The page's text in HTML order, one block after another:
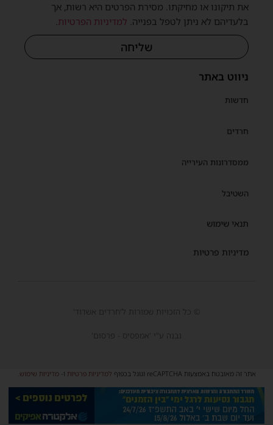
ניווט באתר
חדשות
חרדים
ממסדרונות העירייה
השטיבל
תנאי שימוש
מדיניות פרטיות
את תיקונו או מחיקתו. מסירת הפרטים היא רשות, אך
בלעדיהם לא ניתן לטפל בפנייה. למדיניות הפרטיות.
שליחה
© כל הזכויות שמורות ל'חרדים אשדוד'
נבנה ע"י 'אמפסיס - פרסום'
אתר זה מאובטח באמצעות reCAPTCHA וגוגל בכפוף למדיניות פרטיות ו-מדיניות שימוש